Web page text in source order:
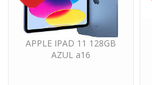
APPLE IPAD 11 128GB
AZUL a16